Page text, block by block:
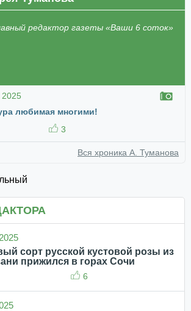
редактор газеты «Ваши 6 соток»
любимая многими!
3
Вся хроника А. Туманова
сорт русской кустовой розы из
прижился в горах Сочи
6